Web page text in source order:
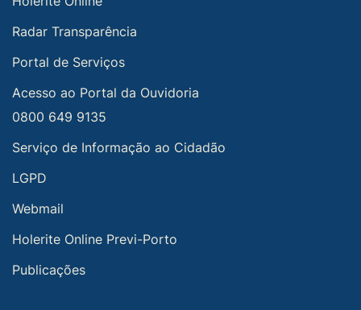
Radar Transparência
Portal de Serviços
Acesso ao Portal da Ouvidoria
0800 649 9135
Serviço de Informação ao Cidadão
LGPD
Webmail
Holerite Online Previ-Porto
Publicações